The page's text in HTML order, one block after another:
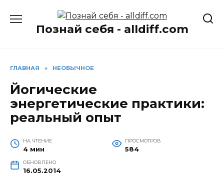
содержаниюПознай себя - alldiff.com
ГЛАВНАЯ » НЕОБЫЧНОЕ
Йогические
энергетические практики:
реальный опыт
НА ЧТЕНИЕ
4 мин
ПРОСМОТРОВ
584
ОБНОВЛЕНО
16.05.2014